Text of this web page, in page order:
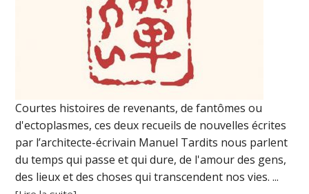
Courtes histoires de revenants, de fantômes ou
d'ectoplasmes, ces deux recueils de nouvelles écrites
par l’architecte-écrivain Manuel Tardits nous parlent
du temps qui passe et qui dure, de l'amour des gens,
des lieux et des choses qui transcendent nos vies. ...